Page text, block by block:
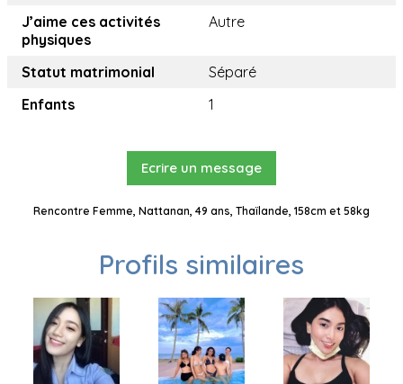
J’aime ces activités
physiques
Autre
Statut matrimonial
Séparé
Enfants
1
Ecrire un message
Rencontre Femme, Nattanan, 49 ans, Thaïlande, 158cm et 58kg
Profils similaires